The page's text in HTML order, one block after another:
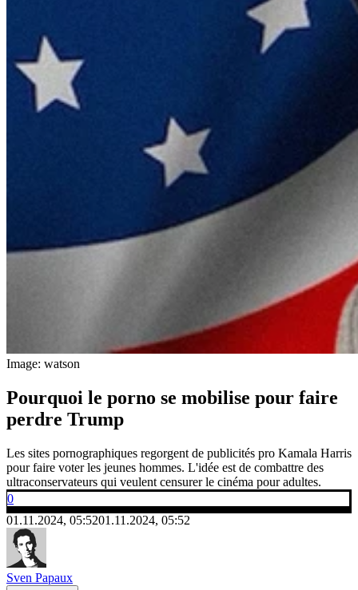
Image: watson
Pourquoi le porno se mobilise pour faire
perdre Trump
Les sites pornographiques regorgent de publicités pro Kamala Harris
pour faire voter les jeunes hommes. L'idée est de combattre des
ultraconservateurs qui veulent censurer le cinéma pour adultes.
0
01.11.2024, 05:5201.11.2024, 05:52
Sven Papaux